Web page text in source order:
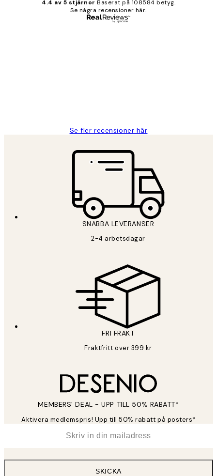
4.4 av 5 stjärnor Baserat på 108584 betyg.
Se några recensioner här.
Se fler recensioner här
SNABBA LEVERANSER
2-4 arbetsdagar
FRI FRAKT
Fraktfritt över 399 kr
MEMBERS' DEAL - UPP TILL 50% RABATT*
Aktivera medlemspris! Upp till 50% rabatt på posters*
SKICKA